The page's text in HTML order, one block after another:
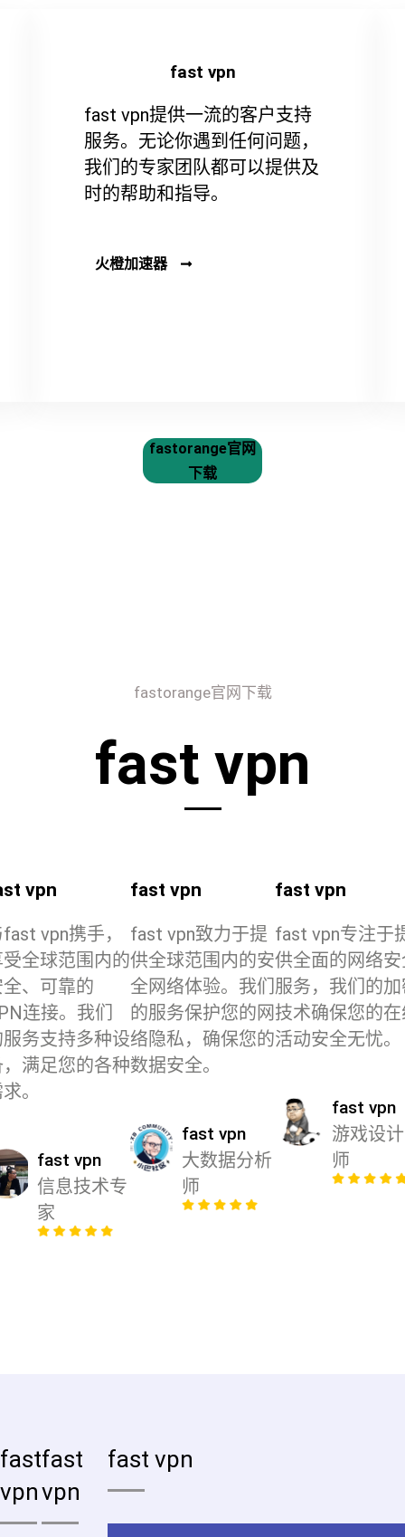
fast vpn
fast vpn提供一流的客户支持
服务。无论你遇到任何问题，
我们的专家团队都可以提供及
时的帮助和指导。
火橙加速器
fastorange官网
下载
fastorange官网下载
fast vpn
vpn
vpn携手，
全球范围内的
、可靠的
连接。我们
务支持多种设
满足您的各种
。
fast vpn
信息技术专
家
fast vpn
fast vpn致力于提
供全球范围内的安
全网络体验。我们
的服务保护您的网
络隐私，确保您的
数据安全。
fast vpn
大数据分析
师
fast vpn
fast vpn专注于
供全面的网络
服务，我们的
技术确保您的
活动安全无忧。
fast vpn
游戏设计
师
fast
vpn
fast
vpn
fast vpn